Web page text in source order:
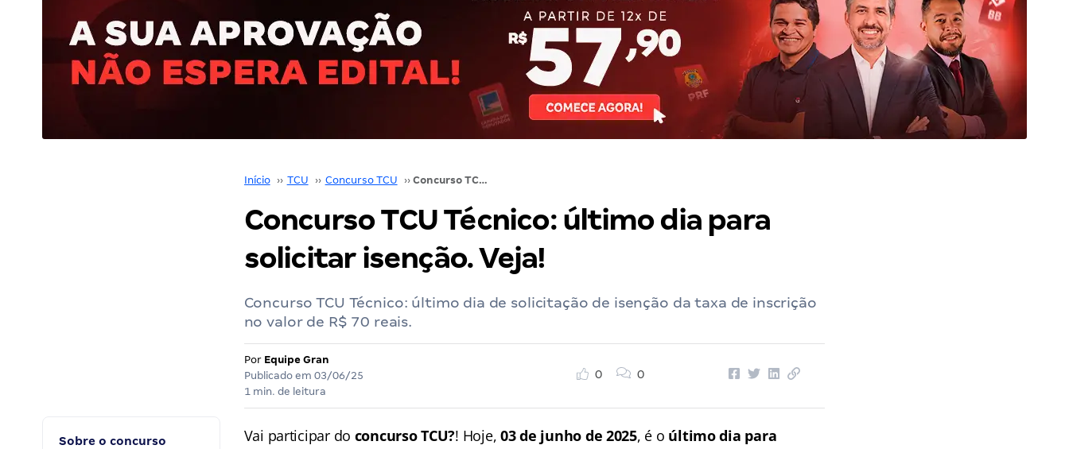
Início ›› TCU ›› Concurso TCU ›› Concurso TCU Técnico: último dia para solicitar isenção. Veja!
Concurso TCU Técnico: último dia para
solicitar isenção. Veja!
Concurso TCU Técnico: último dia de solicitação de isenção da taxa de inscrição
no valor de R$ 70 reais.
Por Equipe Gran
Publicado em 03/06/25
1 min. de leitura
0 0
Sobre o concurso
Vai participar do concurso TCU?! Hoje,03 de junho de 2025, é o último dia para